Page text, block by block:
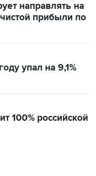
направлять на
прибыли по
упал на 9,1%
100% российской